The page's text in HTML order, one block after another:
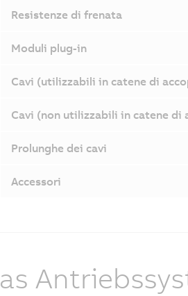
Resistenze di frenata
Moduli plug-in
Cavi (utilizzabili in catene di
Cavi (non utilizzabili in catene di
Prolunghe dei cavi
Accessori